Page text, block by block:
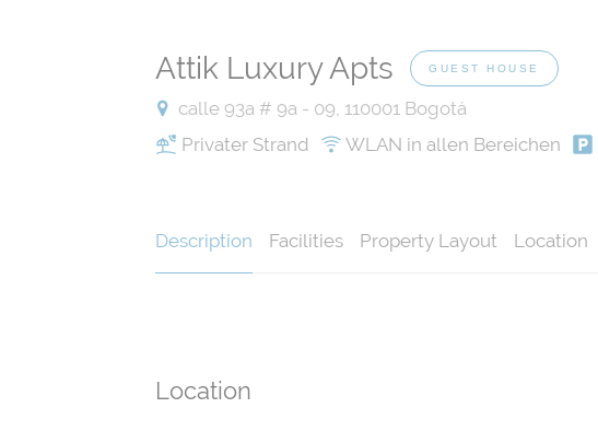
Attik Luxury Apts GUEST HOUSE
calle 93a # 9a - 09, 110001 Bogotá
Privater Strand
WLAN in allen Bereichen
Description Facilities Property Layout Location
Location